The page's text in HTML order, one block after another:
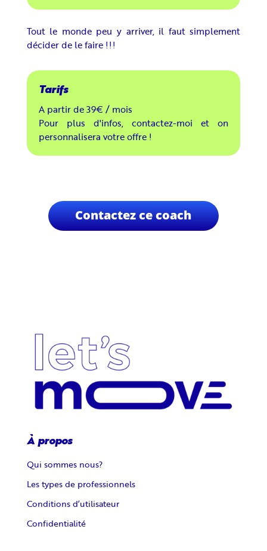
Tout le monde peu y arriver, il faut simplement
décider de le faire !!!
A partir de 39€ / mois
Pour plus d'infos, contactez-moi et on
personnalisera votre offre !
Contactez ce coach
À propos
Qui sommes nous?
Les types de professionnels
Conditions d’utilisateur
Confidentialité